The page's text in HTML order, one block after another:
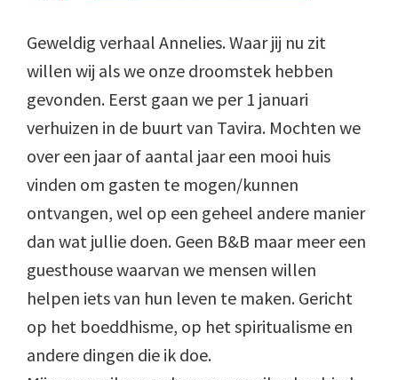
Geweldig verhaal Annelies. Waar jij nu zit
willen wij als we onze droomstek hebben
gevonden. Eerst gaan we per 1 januari
verhuizen in de buurt van Tavira. Mochten we
over een jaar of aantal jaar een mooi huis
vinden om gasten te mogen/kunnen
ontvangen, wel op een geheel andere manier
dan wat jullie doen. Geen B&B maar meer een
guesthouse waarvan we mensen willen
helpen iets van hun leven te maken. Gericht
op het boeddhisme, op het spiritualisme en
andere dingen die ik doe.